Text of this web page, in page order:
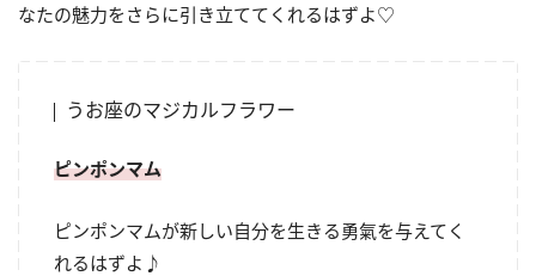
なたの魅力をさらに引き立ててくれるはずよ♡
うお座のマジカルフラワー
ピンポンマム
ピンポンマムが新しい自分を生きる勇氣を与えてく
れるはずよ♪